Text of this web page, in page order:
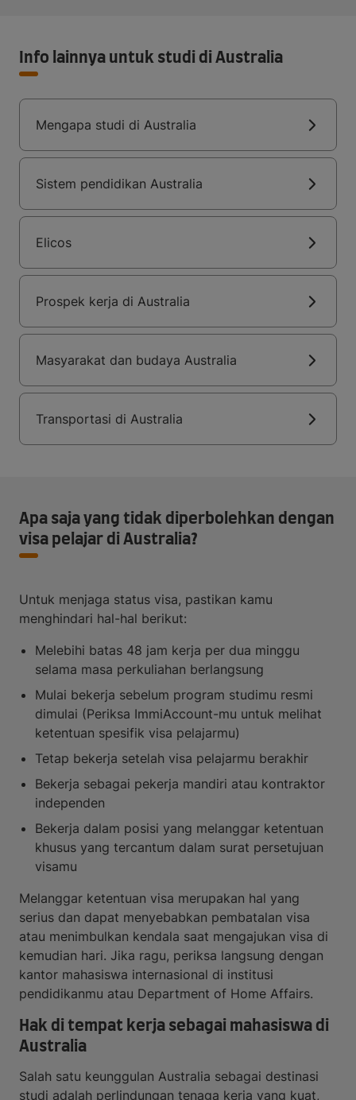
Info lainnya untuk studi di Australia
Mengapa studi di Australia
Sistem pendidikan Australia
Elicos
Prospek kerja di Australia
Masyarakat dan budaya Australia
Transportasi di Australia
Apa saja yang tidak diperbolehkan dengan
visa pelajar di Australia?
Untuk menjaga status visa, pastikan kamu
menghindari hal-hal berikut:
Melebihi batas 48 jam kerja per dua minggu
selama masa perkuliahan berlangsung
Mulai bekerja sebelum program studimu resmi
dimulai (Periksa ImmiAccount-mu untuk melihat
ketentuan spesifik visa pelajarmu)
Tetap bekerja setelah visa pelajarmu berakhir
Bekerja sebagai pekerja mandiri atau kontraktor
independen
Bekerja dalam posisi yang melanggar ketentuan
khusus yang tercantum dalam surat persetujuan
visamu
Melanggar ketentuan visa merupakan hal yang
serius dan dapat menyebabkan pembatalan visa
atau menimbulkan kendala saat mengajukan visa di
kemudian hari. Jika ragu, periksa langsung dengan
kantor mahasiswa internasional di institusi
pendidikanmu atau Department of Home Affairs.
Hak di tempat kerja sebagai mahasiswa di
Australia
Salah satu keunggulan Australia sebagai destinasi
studi adalah perlindungan tenaga kerja yang kuat,